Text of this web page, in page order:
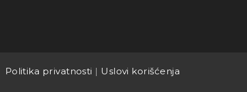
Politika privatnosti | Uslovi korišćenja